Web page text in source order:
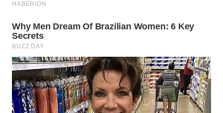
WN
WN
INDRAMAYU
WN
KUNINGAN